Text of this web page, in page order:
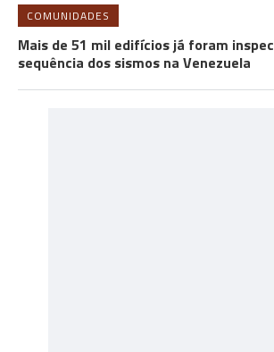
COMUNIDADES
Mais de 51 mil edifícios já foram
sequência dos sismos na Venezuela